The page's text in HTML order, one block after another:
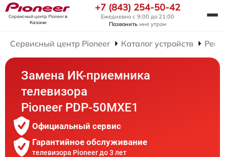
Сервисный центр Pioneerв
Казани
+7 (843) 254-50-42
Ежедневно с 9:00 до 21:00
Позвонить мне утром
Сервисный центр Pioneer Каталог устройств
Замена ИК-приемника
телевизора
Pioneer PDP-50MXE1
Официальный сервис
Гарантийное обслуживание
телевизора Pioneer до 3 лет